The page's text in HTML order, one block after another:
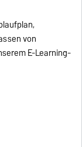
von
E-Learning-